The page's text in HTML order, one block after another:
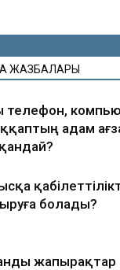
ЖАЗБАЛАРЫ
телефон,
адам
қандай?
болады?
жапырақтар